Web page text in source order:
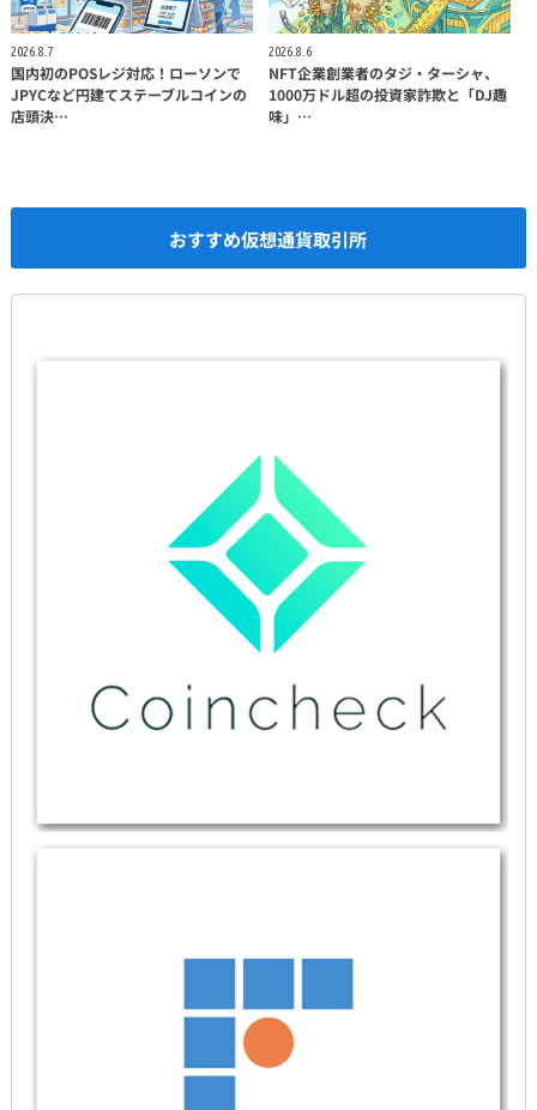
2026.8.7
国内初のPOSレジ対応！ローソンで
JPYCなど円建てステーブルコインの
店頭決…
2026.8.6
NFT企業創業者のタジ・ターシャ、
1000万ドル超の投資家詐欺と「DJ趣
味」…
おすすめ仮想通貨取引所